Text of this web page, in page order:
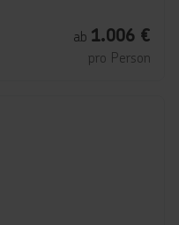
ab 1.006 €
pro Person